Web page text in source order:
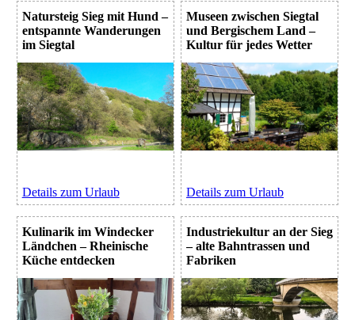
Natursteig Sieg mit Hund –
entspannte Wanderungen
im Siegtal
Details zum Urlaub
Museen zwischen Siegtal
und Bergischem Land –
Kultur für jedes Wetter
Details zum Urlaub
Kulinarik im Windecker
Ländchen – Rheinische
Küche entdecken
Industriekultur an der Sieg
– alte Bahntrassen und
Fabriken